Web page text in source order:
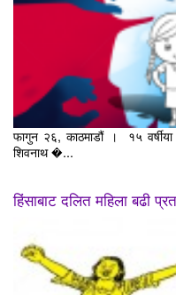
फागुन २६, काठमाडौं । १५ वर्षीया
शिवनाथ �...
हिंसाबाट दलित महिला बढी